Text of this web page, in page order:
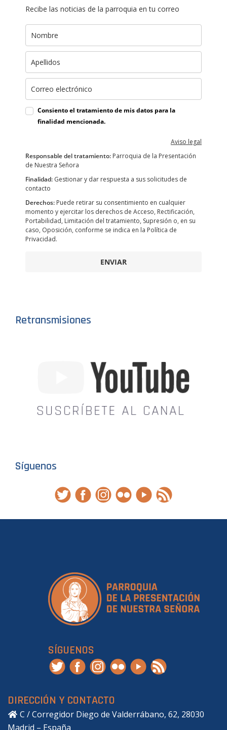
Recibe las noticias de la parroquia en tu correo
Consiento el tratamiento de mis datos para la
finalidad mencionada.
Aviso legal
Responsable del tratamiento: Parroquia de la Presentación
de Nuestra Señora
Finalidad: Gestionar y dar respuesta a sus solicitudes de
contacto
Derechos: Puede retirar su consentimiento en cualquier
momento y ejercitar los derechos de Acceso, Rectificación,
Portabilidad, Limitación del tratamiento, Supresión o, en su
caso, Oposición, conforme se indica en la Política de
Privacidad.
ENVIAR
Retransmisiones
Síguenos
SÍGUENOS
DIRECCIÓN Y CONTACTO
C / Corregidor Diego de Valderrábano, 62, 28030
Madrid – España